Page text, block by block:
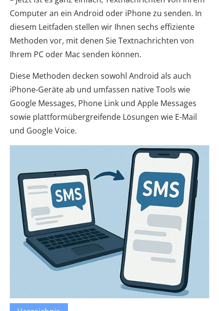
Computer an ein Android oder iPhone zu senden. In
diesem Leitfaden stellen wir Ihnen sechs effiziente
Methoden vor, mit denen Sie Textnachrichten von
Ihrem PC oder Mac senden können.
Diese Methoden decken sowohl Android als auch
iPhone-Geräte ab und umfassen native Tools wie
Google Messages, Phone Link und Apple Messages
sowie plattformübergreifende Lösungen wie E-Mail
und Google Voice.